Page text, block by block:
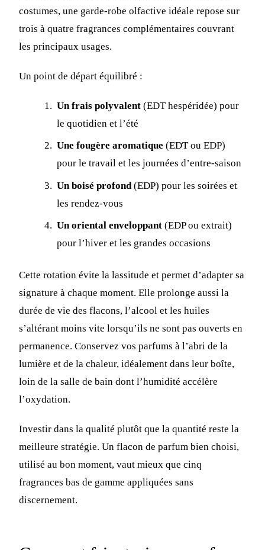
costumes, une garde-robe olfactive idéale repose sur
trois à quatre fragrances complémentaires couvrant
les principaux usages.
Un point de départ équilibré :
Un frais polyvalent (EDT hespéridée) pour
le quotidien et l’été
Une fougère aromatique (EDT ou EDP)
pour le travail et les journées d’entre-saison
Un boisé profond (EDP) pour les soirées et
les rendez-vous
Un oriental enveloppant (EDP ou extrait)
pour l’hiver et les grandes occasions
Cette rotation évite la lassitude et permet d’adapter sa
signature à chaque moment. Elle prolonge aussi la
durée de vie des flacons, l’alcool et les huiles
s’altérant moins vite lorsqu’ils ne sont pas ouverts en
permanence. Conservez vos parfums à l’abri de la
lumière et de la chaleur, idéalement dans leur boîte,
loin de la salle de bain dont l’humidité accélère
l’oxydation.
Investir dans la qualité plutôt que la quantité reste la
meilleure stratégie. Un flacon de parfum bien choisi,
utilisé au bon moment, vaut mieux que cinq
fragrances bas de gamme appliquées sans
discernement.